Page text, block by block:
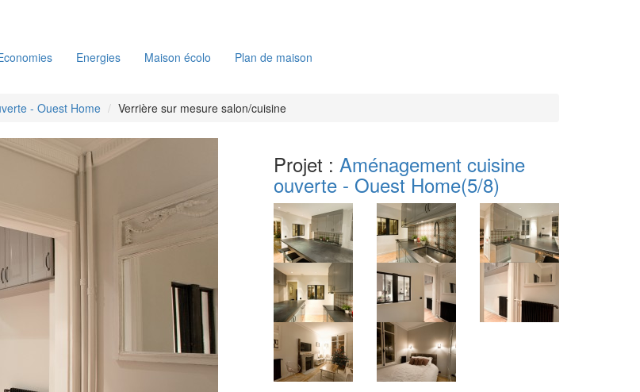
Energies Maison écolo Plan de maison
- Ouest Home Verrière sur mesure salon/cuisine
Projet : Aménagement cuisine
ouverte - Ouest Home(5/8)